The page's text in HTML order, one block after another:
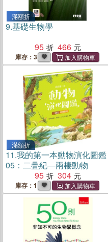
滿額折
9.基礎生物學
95
466
庫存：3
滿額折
11.我的第一本動物演化圖鑑
05：二疊紀―兩棲動物
95
304
庫存：1